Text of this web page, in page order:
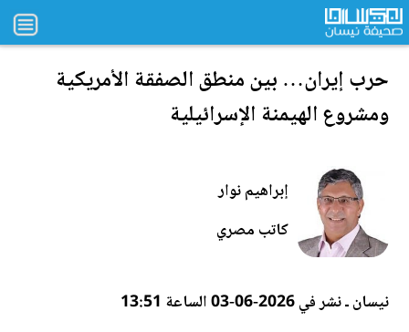
حرب إيران… بين منطق الصفقة الأمريكية
ومشروع الهيمنة الإسرائيلية
إبراهيم نوار
كاتب مصري
نيسان ـ نشر في 2026-06-03 الساعة 13:51